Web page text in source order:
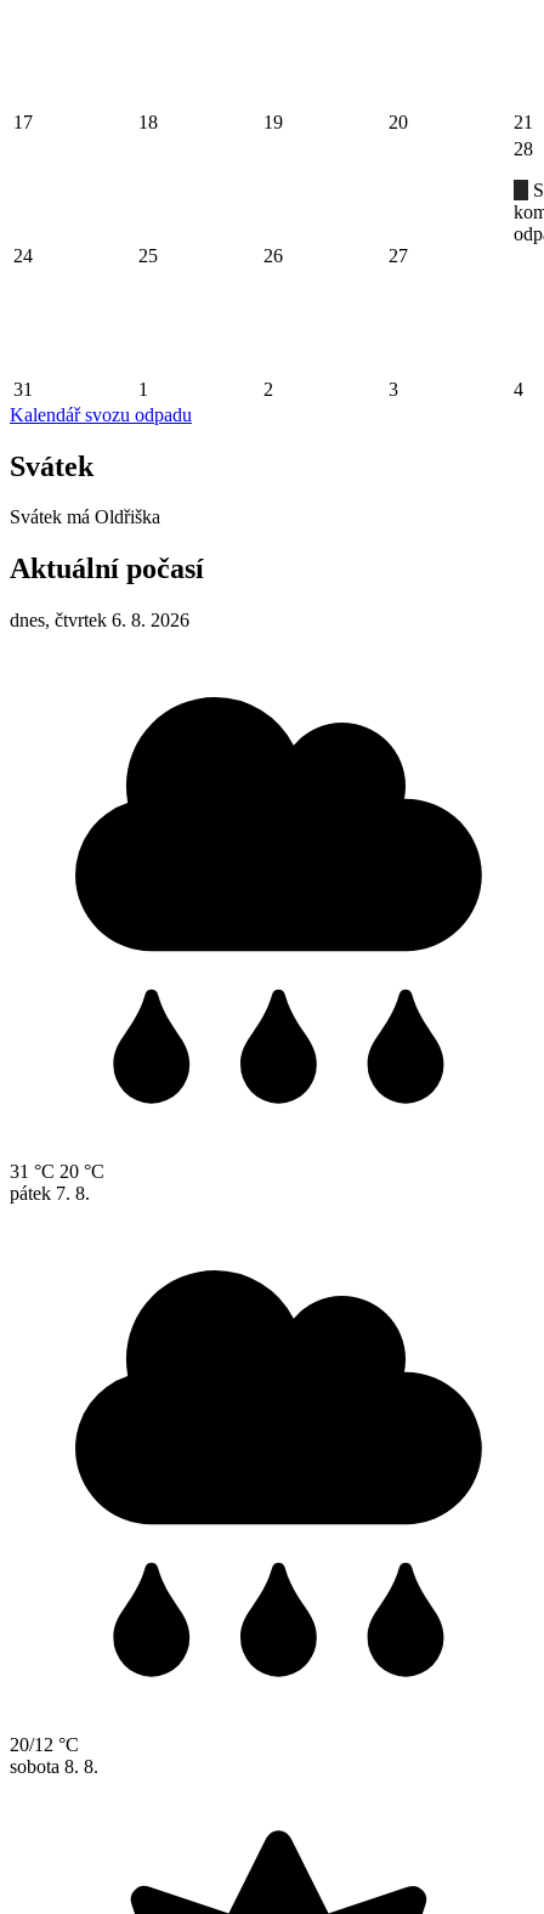
17 18 19 20 21
24 25 26 27
28
31 1 2 3
4
Kalendář svozu odpadu
Svátek
Svátek má Oldřiška
Aktuální počasí
dnes, čtvrtek 6. 8. 2026
31 °C 20 °C
pátek 7. 8.
20/12 °C
sobota 8. 8.